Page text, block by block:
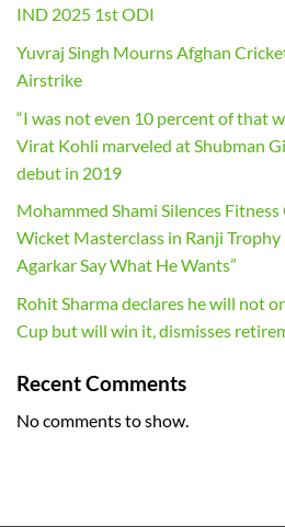
IND 2025 1st ODI
Yuvraj Singh Mourns Afghan
Airstrike
“I was not even 10 percent of that
Virat Kohli marveled at Shubman
debut in 2019
Mohammed Shami Silences
Wicket Masterclass in Ranji Trophy
Agarkar Say What He Wants”
Rohit Sharma declares he will not
Cup but will win it, dismisses
Recent Comments
No comments to show.